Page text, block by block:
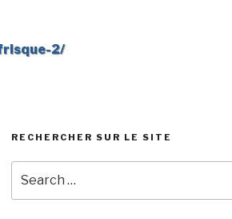
2/
RECHERCHER SUR LE SITE
for: